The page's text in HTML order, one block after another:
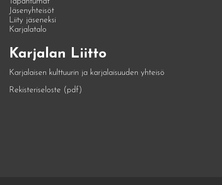
Jäsenyhteisöt
Liity jäseneksi
Karjalatalo
Karjalan Liitto
Karjalaisen kulttuurin ja karjalaisuuden yhteisö
Rekisteriseloste (pdf)